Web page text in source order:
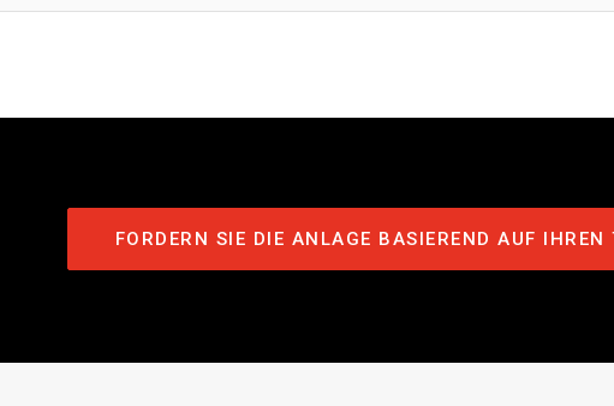
FORDERN SIE DIE ANLAGE BASIEREND AUF